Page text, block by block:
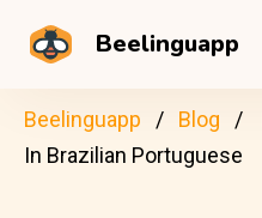
Beelinguapp
Beelinguapp Blog
In Brazilian Portuguese